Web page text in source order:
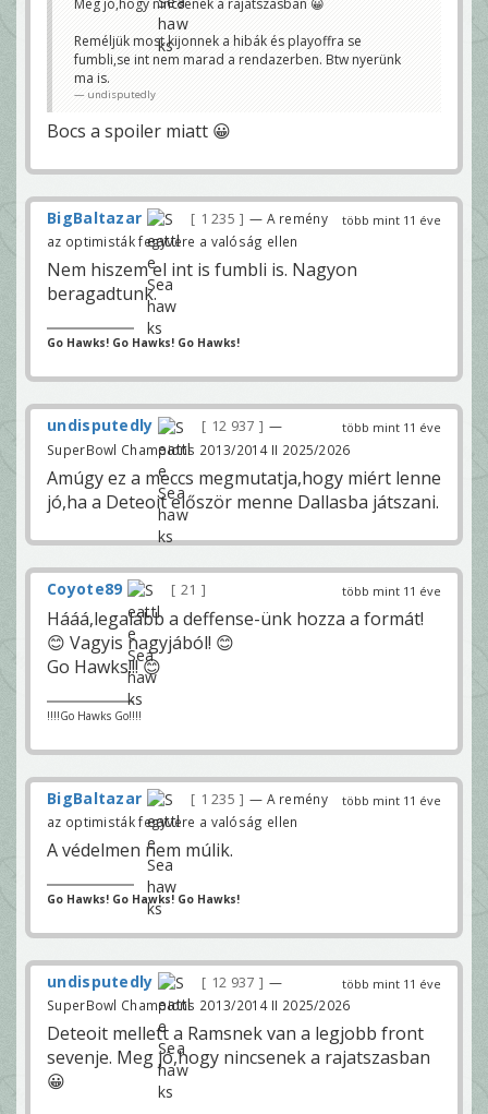
Meg jó,hogy nincsenek a rajatszasban 😀
Reméljük most kijonnek a hibák és playoffra se
fumbli,se int nem marad a rendazerben. Btw nyerünk
ma is.
undisputedly
Bocs a spoiler miatt 😀
több mint 11 éve
BigBaltazar 1 235
— A remény
az optimisták fegyvere a valóság ellen
Nem hiszem el int is fumbli is. Nagyon
beragadtunk.
Go Hawks! Go Hawks! Go Hawks!
több mint 11 éve
undisputedly 12 937
—
SuperBowl Champions 2013/2014 II 2025/2026
Amúgy ez a meccs megmutatja,hogy miért lenne
jó,ha a Deteoit először menne Dallasba játszani.
több mint 11 éve
Coyote89 21
Hááá,legalább a deffense-ünk hozza a formát!
😊 Vagyis nagyjából! 😊
Go Hawks!!! 😊
!!!!Go Hawks Go!!!!
több mint 11 éve
BigBaltazar 1 235
— A remény
az optimisták fegyvere a valóság ellen
A védelmen nem múlik.
Go Hawks! Go Hawks! Go Hawks!
több mint 11 éve
undisputedly 12 937
—
SuperBowl Champions 2013/2014 II 2025/2026
Deteoit mellett a Ramsnek van a legjobb front
sevenje. Meg jó,hogy nincsenek a rajatszasban
😀